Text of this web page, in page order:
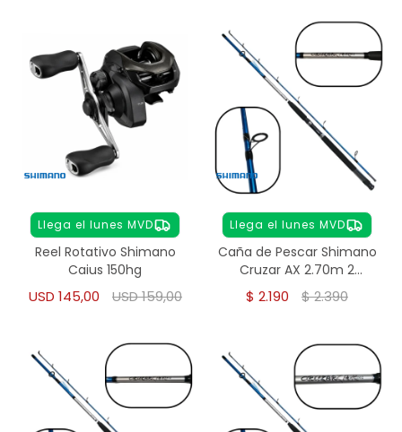
Llega el lunes MVD
Reel Rotativo Shimano
Caius 150hg
USD 145,00 USD159,00
Llega el lunes MVD
Caña de Pescar Shimano
Cruzar AX 2.70m 2
Tramos 12-25lb Variada
$ 2.190 $2.390